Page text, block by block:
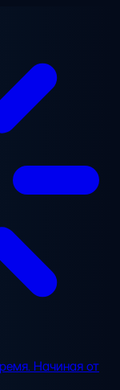
Начиная от